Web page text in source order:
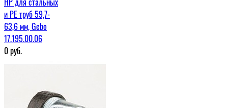
и PE труб 59,7-
63,6 мм, Gebo
17.195.00.06
0руб.